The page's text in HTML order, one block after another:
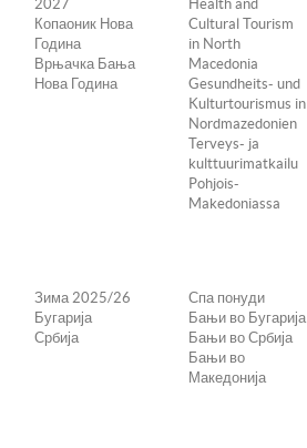
2027
Копаоник Нова
Година
Врњачка Бања
Нова Година
Health and
Cultural Tourism
in North
Macedonia
Gesundheits- und
Kulturtourismus in
Nordmazedonien
Terveys- ja
kulttuurimatkailu
Pohjois-
Makedoniassa
Зима 2025/26
Бугарија
Србија
Спа понуди
Бањи во Бугарија
Бањи во Србија
Бањи во
Македонија